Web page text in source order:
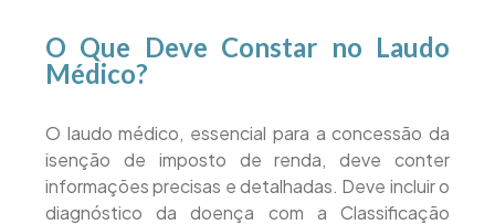
O Que Deve Constar no Laudo
Médico?
O laudo médico, essencial para a concessão da
isenção de imposto de renda, deve conter
informações precisas e detalhadas. Deve incluir o
diagnóstico da doença com a Classificação